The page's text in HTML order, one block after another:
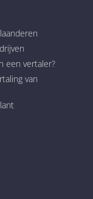
een vertaler?
van